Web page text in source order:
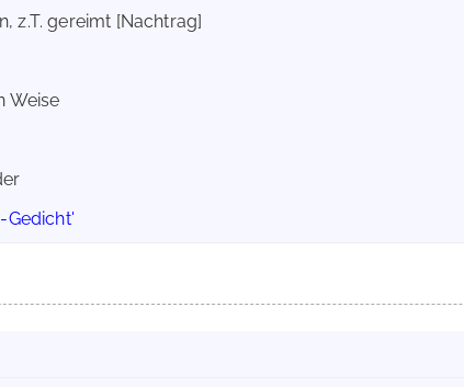
z.T. gereimt [Nachtrag]
Weise
Gedicht'